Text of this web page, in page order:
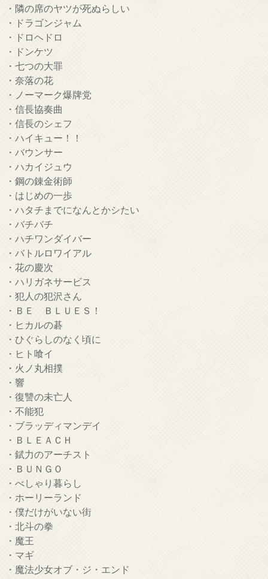
・隣の席のヤツが死ぬらしい
・ドラゴンジャム
・ドロヘドロ
・ドンケツ
・七つの大罪
・奈落の花
・ノーマーク爆牌党
・信長協奏曲
・信長のシェフ
・ハイキュー！！
・バウンサー
・ハカイジュウ
・鋼の錬金術師
・はじめの一歩
・ハタチまでになんとかシたい
・バチバチ
・ハチワンダイバー
・バトルロワイアル
・花の慶次
・ハリガネサービス
・犯人の犯沢さん
・ＢＥ ＢＬＵＥＳ！
・ヒカルの碁
・ひぐらしのなく頃に
・ヒト喰イ
・火ノ丸相撲
・響
・復讐の未亡人
・不能犯
・ブラッディマンデイ
・ＢＬＥＡＣＨ
・錻力のアーチスト
・ＢＵＮＧＯ
・べしゃり暮らし
・ホーリーランド
・僕だけがいない街
・北斗の拳
・魔王
・マギ
・魔法少女オブ・ジ・エンド